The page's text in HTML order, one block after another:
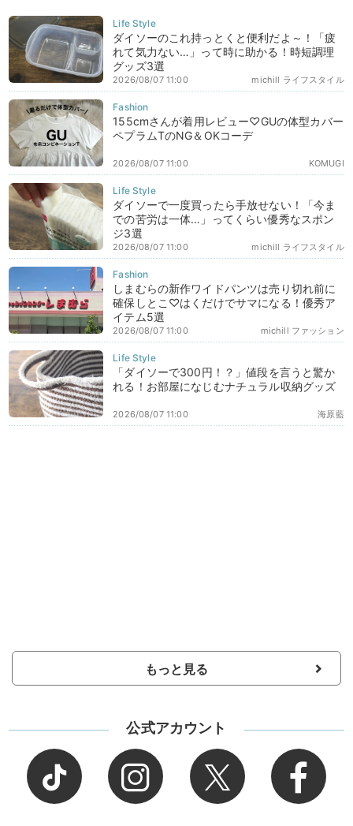
ダイソーのこれ持っとくと便利だよ～！「疲
れて気力ない…」って時に助かる！時短調理
グッズ3選
michill ライフスタイル
2026/08/07 11:00
155cmさんが着用レビュー♡GUの体型カバー
ペプラムTのNG＆OKコーデ
KOMUGI
2026/08/07 11:00
ダイソーで一度買ったら手放せない！「今ま
での苦労は一体…」ってくらい優秀なスポン
ジ3選
michill ライフスタイル
2026/08/07 11:00
しまむらの新作ワイドパンツは売り切れ前に
確保しとこ♡はくだけでサマになる！優秀ア
イテム5選
michill ファッション
2026/08/07 11:00
「ダイソーで300円！？」値段を言うと驚か
れる！お部屋になじむナチュラル収納グッズ
海原藍
2026/08/07 11:00
もっと見る
公式アカウント